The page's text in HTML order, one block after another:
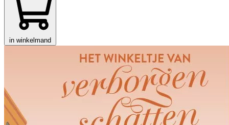
in winkelmand